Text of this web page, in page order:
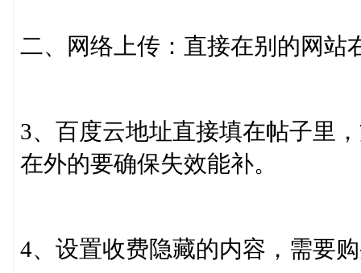
二、网络上传：直接在别的网站
3、百度云地址直接填在帖子里
在外的要确保失效能补。
4、设置收费隐藏的内容，需要